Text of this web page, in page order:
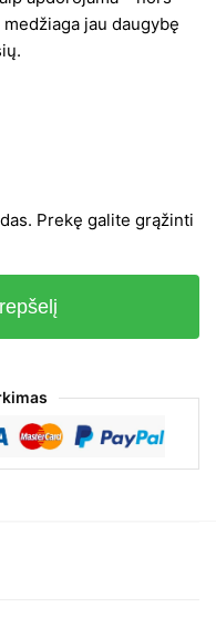
jau daugybę
Prekę galite grąžinti